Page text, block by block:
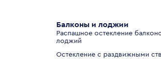
Балконы и лоджии
Распашное остекление
лоджий
Остекление с раздвижными